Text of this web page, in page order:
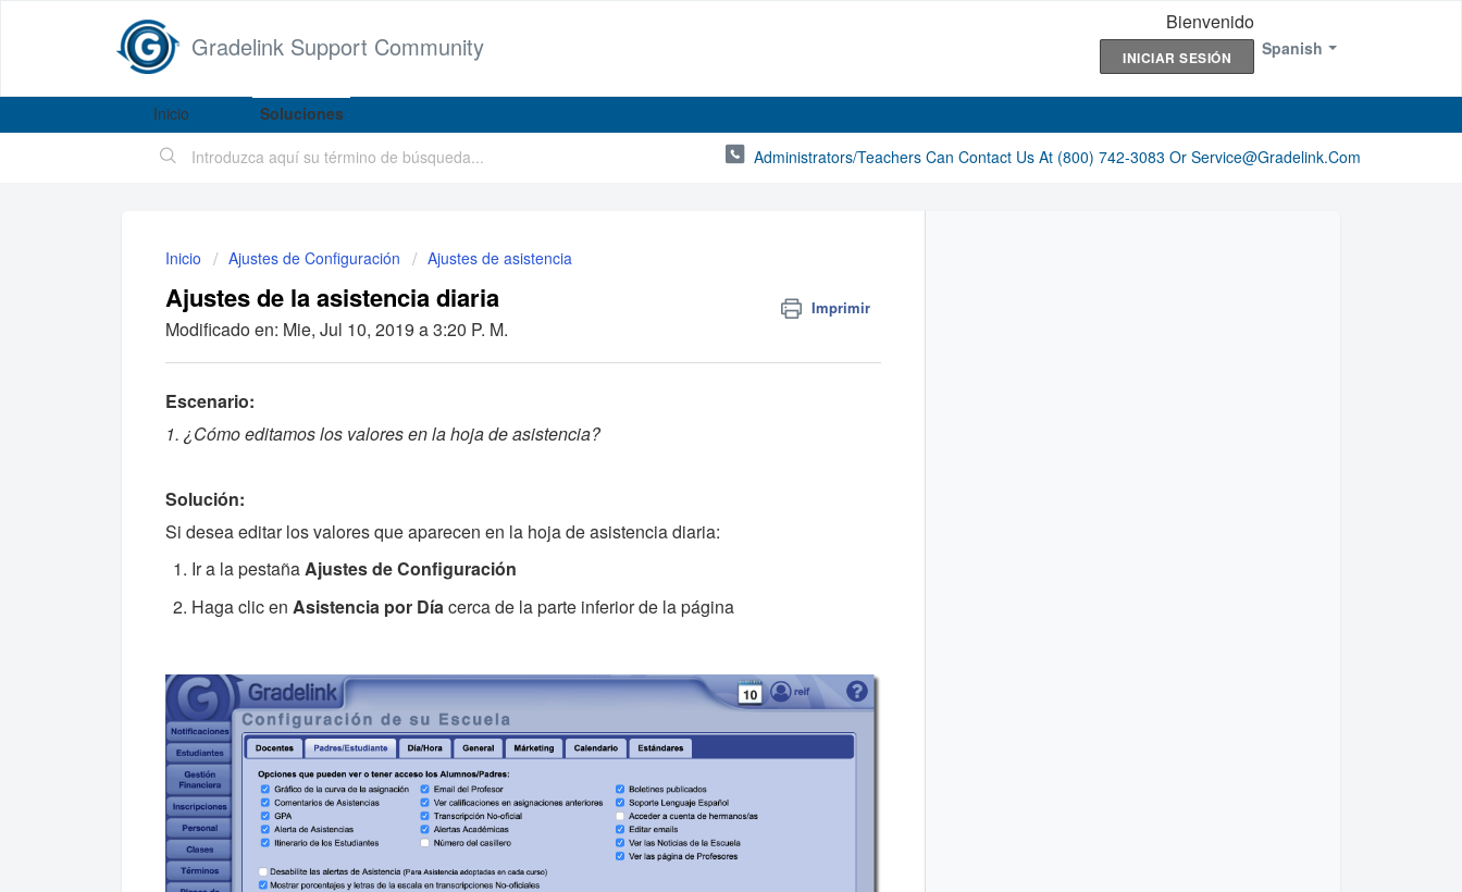
Gradelink Support Community Spanish
Bienvenido
INICIAR SESIÓN
Inicio
Soluciones
Administrators/Teachers Can Contact Us At (800) 742-3083 Or Service@gradelink.com
Inicio Ajustes de Configuración Ajustes de asistencia
Ajustes de la asistencia diaria Imprimir
Modificado en: Mie, Jul 10, 2019 a 3:20 P. M.
Escenario:
1. ¿Cómo editamos los valores en la hoja de asistencia?
Solución:
Si desea editar los valores que aparecen en la hoja de asistencia diaria:
Ir a la pestañaAjustes de Configuración
Haga clic en Asistencia por Díacerca de la parte inferior de la página